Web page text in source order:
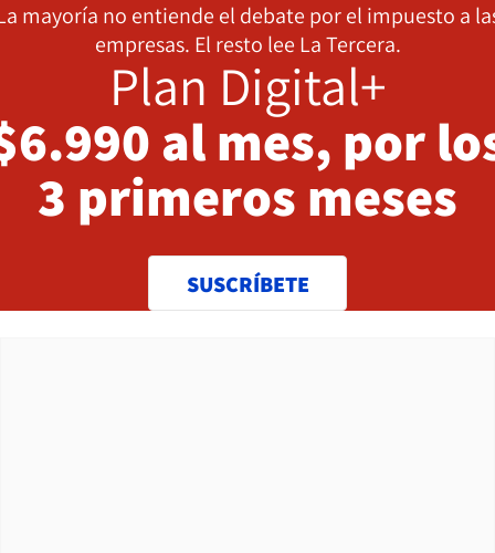
mayoría no entiende el debate por el impuesto a
empresas. El resto lee La Tercera.
Plan Digital+
al mes, por
3 primeros meses
SUSCRÍBETE